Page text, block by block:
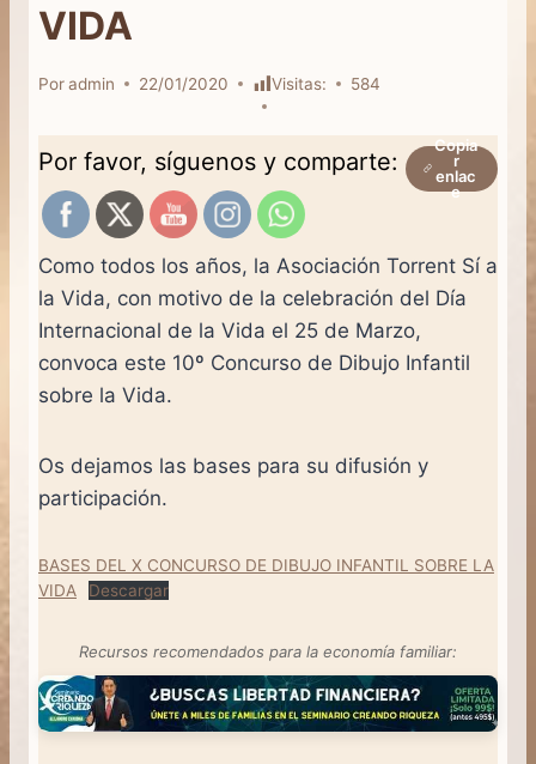
VIDA
Poradmin 22/01/2020 Visitas: 584
Por favor, síguenos y comparte:
Copia
r
enlac
e
Como todos los años, la Asociación Torrent Sí a
la Vida, con motivo de la celebración del Día
Internacional de la Vida el 25 de Marzo,
convoca este 10º Concurso de Dibujo Infantil
sobre la Vida.
Os dejamos las bases para su difusión y
participación.
BASES DEL X CONCURSO DE DIBUJO INFANTIL SOBRE LA
VIDA
Descargar
Recursos recomendados para la economía familiar: